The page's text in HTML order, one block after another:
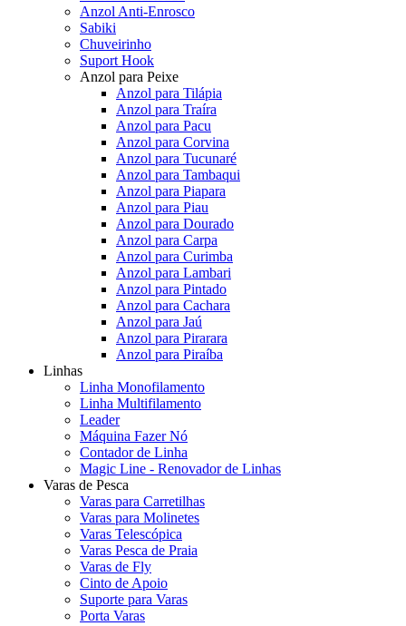
Anzol Anti-Enrosco
Sabiki
Chuveirinho
Suport Hook
Anzol para Peixe
Anzol para Tilápia
Anzol para Traíra
Anzol para Pacu
Anzol para Corvina
Anzol para Tucunaré
Anzol para Tambaqui
Anzol para Piapara
Anzol para Piau
Anzol para Dourado
Anzol para Carpa
Anzol para Curimba
Anzol para Lambari
Anzol para Pintado
Anzol para Cachara
Anzol para Jaú
Anzol para Pirarara
Anzol para Piraíba
Linhas
Linha Monofilamento
Linha Multifilamento
Leader
Máquina Fazer Nó
Contador de Linha
Magic Line - Renovador de Linhas
Varas de Pesca
Varas para Carretilhas
Varas para Molinetes
Varas Telescópica
Varas Pesca de Praia
Varas de Fly
Cinto de Apoio
Suporte para Varas
Porta Varas